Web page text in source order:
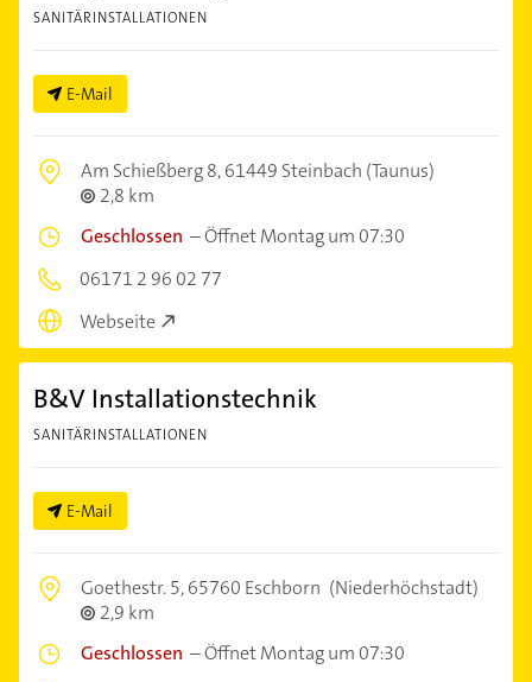
SANITÄRINSTALLATIONEN
E-Mail
Am Schießberg 8,61449 Steinbach (Taunus)
2,8 km
Geschlossen –Öffnet Montag um 07:30
06171 2 96 02 77
Webseite
B&V Installationstechnik
SANITÄRINSTALLATIONEN
E-Mail
Goethestr. 5,65760 Eschborn (Niederhöchstadt)
2,9 km
Geschlossen –Öffnet Montag um 07:30